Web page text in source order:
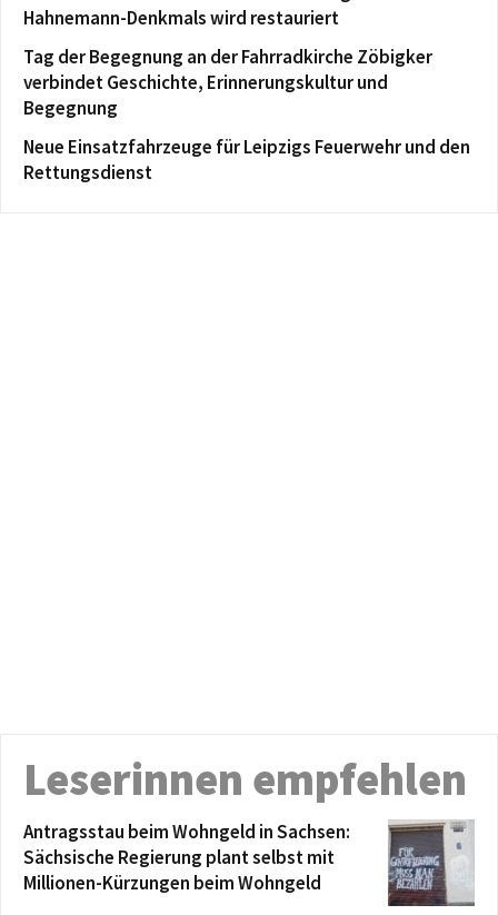
Hahnemann-Denkmals wird restauriert
Tag der Begegnung an der Fahrradkirche Zöbigker
verbindet Geschichte, Erinnerungskultur und
Begegnung
Neue Einsatzfahrzeuge für Leipzigs Feuerwehr und den
Rettungsdienst
Leserinnen empfehlen
Antragsstau beim Wohngeld in Sachsen:
Sächsische Regierung plant selbst mit
Millionen-Kürzungen beim Wohngeld